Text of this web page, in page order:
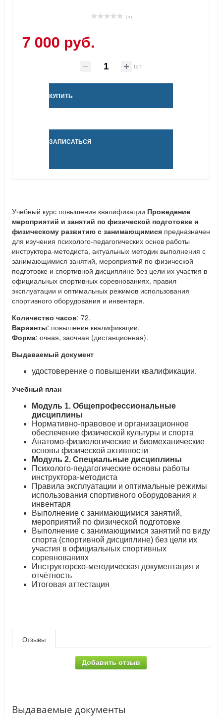
( 0 )
7 000 руб.
шт
КУПИТЬ
ЗАПИСАТЬСЯ
Учебный курс повышения квалификации Проведение
мероприятий и занятий по физической подготовке и
физическому развитию с занимающимися предназначен
для изучения психолого-педагогических основ работы
инструктора-методиста, актуальных методик выполнения с
занимающимися занятий, мероприятий по физической
подготовке и спортивной дисциплине без цели их участия в
официальных спортивных соревнованиях, правил
эксплуатации и оптимальных режимов использования
спортивного оборудования и инвентаря.
Количество часов: 72.
Варианты: повышение квалификации.
Форма: очная, заочная (дистанционная).
Выдаваемый документ
удостоверение о повышении квалификации.
Учебный план
Модуль 1. Общепрофессиональные
дисциплины
Нормативно-правовое и организационное
обеспечение физической культуры и спорта
Анатомо-физиологические и биомеханические
основы физической активности
Модуль 2. Специальные дисциплины
Психолого-педагогические основы работы
инструктора-методиста
Правила эксплуатации и оптимальные режимы
использования спортивного оборудования и
инвентаря
Выполнение с занимающимися занятий,
мероприятий по физической подготовке
Выполнение с занимающимися занятий по виду
спорта (спортивной дисциплине) без цели их
участия в официальных спортивных
соревнованиях
Инструкторско-методическая документация и
отчётность
Итоговая аттестация
Отзывы
Добавить отзыв
Выдаваемые документы